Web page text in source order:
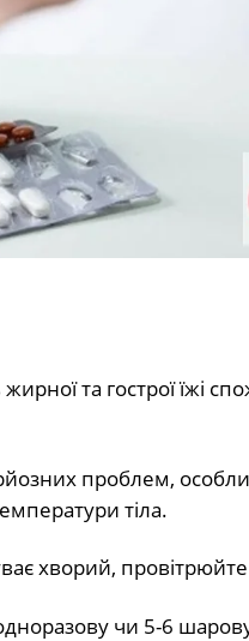
та гострої їжі
проблем,
тіла.
хворий,
чи 5-6